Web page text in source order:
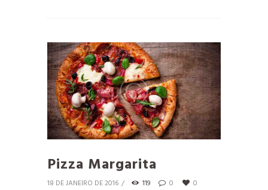
Pizza Margarita
18 DE JANEIRO DE 2016 119 0 0